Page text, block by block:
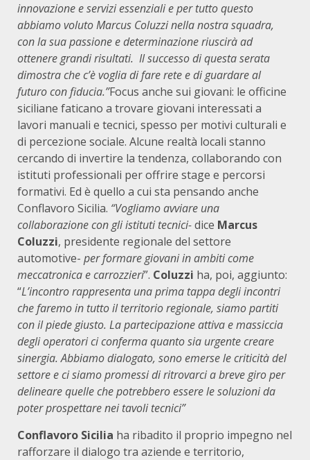
innovazione e servizi essenziali e per tutto questo
abbiamo voluto Marcus Coluzzi nella nostra squadra,
con la sua passione e determinazione riuscirà ad
ottenere grandi risultati. Il successo di questa serata
dimostra che c’è voglia di fare rete e di guardare al
futuro con fiducia.”Focus anche sui giovani: le officine
siciliane faticano a trovare giovani interessati a
lavori manuali e tecnici, spesso per motivi culturali e
di percezione sociale. Alcune realtà locali stanno
cercando di invertire la tendenza, collaborando con
istituti professionali per offrire stage e percorsi
formativi. Ed è quello a cui sta pensando anche
Conflavoro Sicilia. “Vogliamo avviare una
collaborazione con gli istituti tecnici-dice Marcus
Coluzzi, presidente regionale del settore
automotive- per formare giovani in ambiti come
meccatronica e carrozzieri”. Coluzzi ha, poi, aggiunto:
“L’incontro rappresenta una prima tappa degli incontri
che faremo in tutto il territorio regionale, siamo partiti
con il piede giusto. La partecipazione attiva e massiccia
degli operatori ci conferma quanto sia urgente creare
sinergia. Abbiamo dialogato, sono emerse le criticità del
settore e ci siamo promessi di ritrovarci a breve giro per
delineare quelle che potrebbero essere le soluzioni da
poter prospettare nei tavoli tecnici”
Conflavoro Sicilia ha ribadito il proprio impegno nel
rafforzare il dialogo tra aziende e territorio,